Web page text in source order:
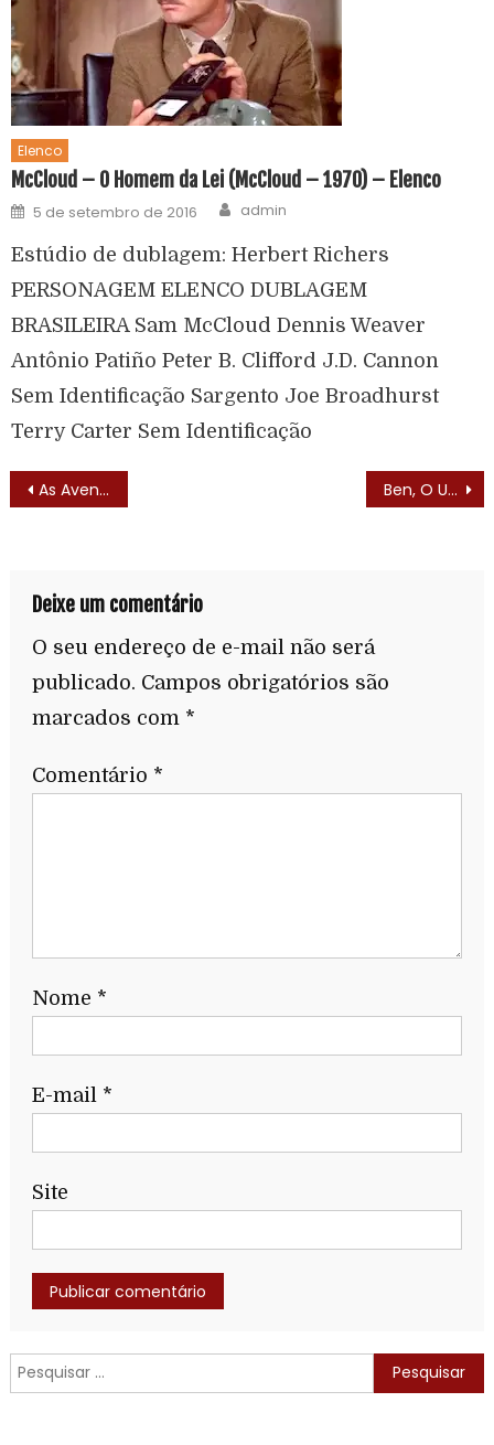
Elenco
McCloud – O Homem da Lei (McCloud – 1970) – Elenco
5 de setembro de 2016 admin
Estúdio de dublagem: Herbert Richers
PERSONAGEM ELENCO DUBLAGEM
BRASILEIRA Sam McCloud Dennis Weaver
Antônio Patiño Peter B. Clifford J.D. Cannon
Sem Identificação Sargento Joe Broadhurst
Terry Carter Sem Identificação
As Aventuras de Rin-Tin-Tin (The Adventures of Rin-Tin-Tin – 1954) – Lista de Episódios Ben, O Urso Amigo (Gentle Ben – 1967)
Deixe um comentário
O seu endereço de e-mail não será
publicado. Campos obrigatórios são
marcados com *
Comentário *
Nome *
E-mail *
Site